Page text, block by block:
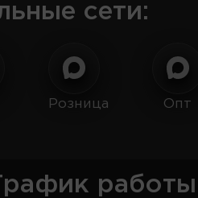
сети:
Розница Опт